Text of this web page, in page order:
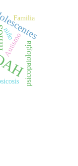
psicopatología
Autismo
Familia
niño